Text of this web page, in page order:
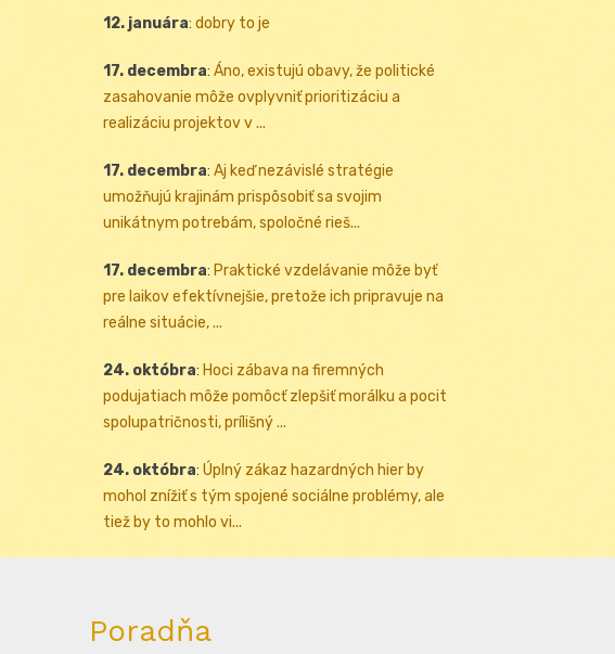
12. januára: dobry to je
17. decembra: Áno, existujú obavy, že politické
zasahovanie môže ovplyvniť prioritizáciu a
realizáciu projektov v ...
17. decembra: Aj keď nezávislé stratégie
umožňujú krajinám prispôsobiť sa svojim
unikátnym potrebám, spoločné rieš...
17. decembra: Praktické vzdelávanie môže byť
pre laikov efektívnejšie, pretože ich pripravuje na
reálne situácie, ...
24. októbra: Hoci zábava na firemných
podujatiach môže pomôcť zlepšiť morálku a pocit
spolupatričnosti, prílišný ...
24. októbra: Úplný zákaz hazardných hier by
mohol znížiť s tým spojené sociálne problémy, ale
tiež by to mohlo vi...
Poradňa